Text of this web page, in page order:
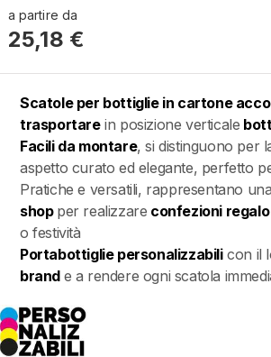
a partire da
25,18 €
Scatole per bottiglie in cartone
trasportarein posizione verticale
Facili da montare, si distinguono per
aspetto curato ed elegante, perfetto
Pratiche e versatili, rappresentano
shop per realizzare confezioni regalo
o festività
Portabottiglie personalizzabilicon il
brand e a rendere ogni scatola